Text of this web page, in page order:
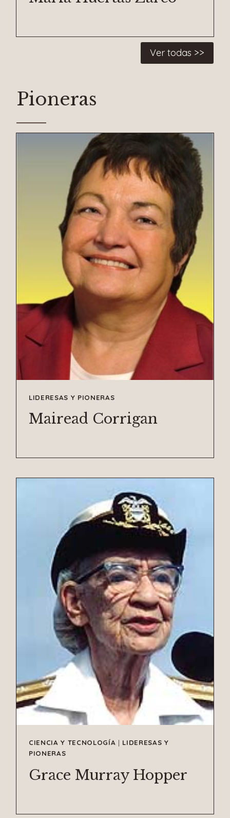
Ver todas >>
Pioneras
LIDERESAS Y PIONERAS
Mairead Corrigan
CIENCIA Y TECNOLOGÍA | LIDERESAS Y
PIONERAS
Grace Murray Hopper